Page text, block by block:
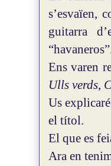
s’esvaïen,
guitarra
Ens varen
Ulls verds,
Us
el títol.
El que es
Ara en